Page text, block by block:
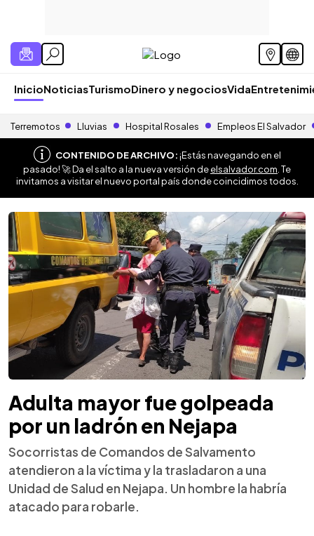
InicioNoticiasTurismoDinero y negociosVida
Terremotos Lluvias Hospital Rosales Empleos El Salvador
CONTENIDO DE ARCHIVO:¡Estás navegando en el
pasado! 🚀 Da el salto a la nueva versión deelsalvador.com . Te
invitamos a visitar el nuevo portal país donde coincidimos todos.
Adulta mayor fue golpeada
por un ladrón en Nejapa
Socorristas de Comandos de Salvamento
atendieron a la víctima y la trasladaron a una
Unidad de Salud en Nejapa. Un hombre la habría
atacado para robarle.